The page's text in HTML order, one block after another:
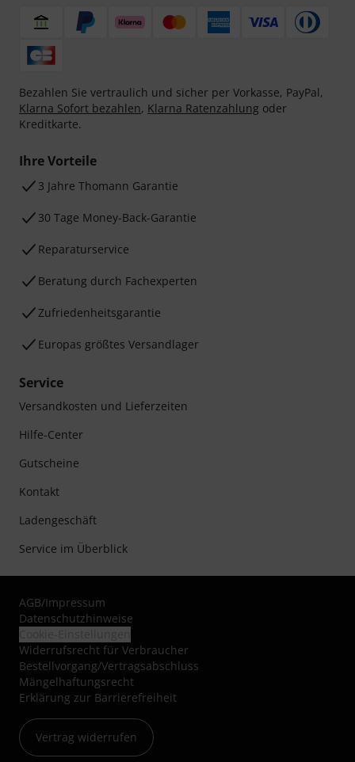
Bezahlen Sie vertraulich und sicher per Vorkasse, PayPal,
Klarna Sofort bezahlen, Klarna Ratenzahlung oder
Kreditkarte.
Ihre Vorteile
3 Jahre Thomann Garantie
30 Tage Money-Back-Garantie
Reparaturservice
Beratung durch Fachexperten
Zufriedenheitsgarantie
Europas größtes Versandlager
Service
Versandkosten und Lieferzeiten
Hilfe-Center
Gutscheine
Kontakt
Ladengeschäft
Service im Überblick
AGB/Impressum
Datenschutzhinweise
Widerrufsrecht für Verbraucher
Bestellvorgang/Vertragsabschluss
Mängelhaftungsrecht
Erklärung zur Barrierefreiheit
Vertrag widerrufen